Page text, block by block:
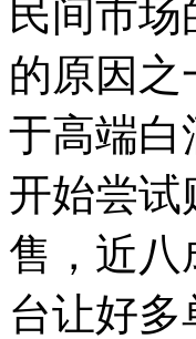
民间市
的原因
于高端白
开始尝试
售，近八
台让好